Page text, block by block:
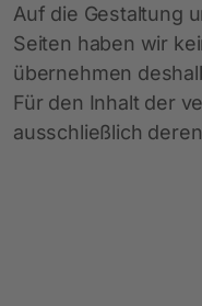
Auf die Gestaltung
Seiten haben wir
übernehmen
Für den Inhalt der
ausschließlich